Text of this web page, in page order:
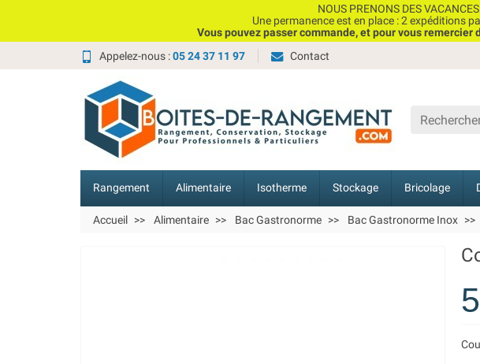
NOUS PRENONS DES
Une permanence est en place : 2 expéditions
Vous pouvez passer commande, et pour vous remercier
Appelez-nous :05 24 37 11 97 Contact
Rangement Alimentaire Isotherme Stockage Bricolage
Accueil Alimentaire Bac Gastronorme Bac Gastronorme Inox